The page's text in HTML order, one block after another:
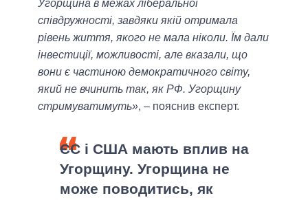
Угорщина в межах ліберальної
співдружності, завдяки якій отримала
рівень життя, якого не мала ніколи. Їм дали
інвестиції, можливості, але вказали, що
вони є частиною демократичного світу,
який не вчинить так, як РФ. Угорщину
стримуватимуть», – пояснив експерт.
ЄС і США мають вплив на
Угорщину. Угорщина не
може поводитись, як